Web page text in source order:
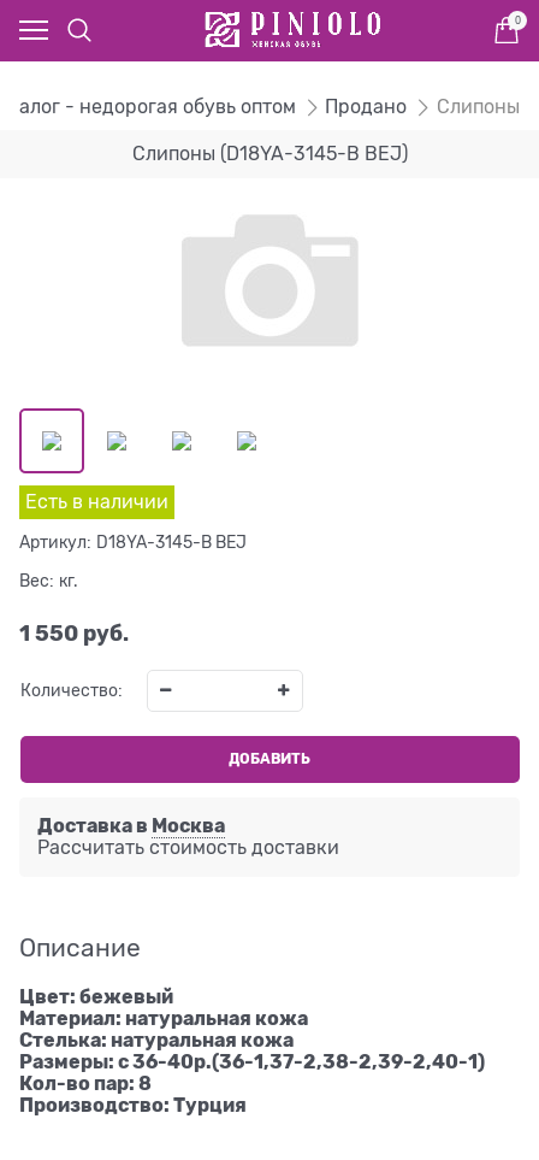
0
- недорогая обувь оптом Продано Слипоны
Слипоны (D18YA-3145-B BEJ)
Есть в наличии
Артикул: D18YA-3145-B BEJ
Вес: кг.
1 550 руб.
Количество:
ДОБАВИТЬ
Доставка в Москва
Рассчитать стоимость доставки
Описание
Цвет: бежевый
Материал: натуральная кожа
Стелька: натуральная кожа
Размеры: с 36-40р.(36-1,37-2,38-2,39-2,40-1)
Кол-во пар: 8
Производство: Турция